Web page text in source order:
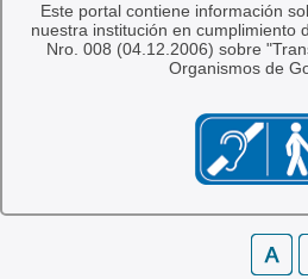
Este portal contiene información
nuestra institución en cumplimiento
Nro. 008 (04.12.2006) sobre
Organismos de